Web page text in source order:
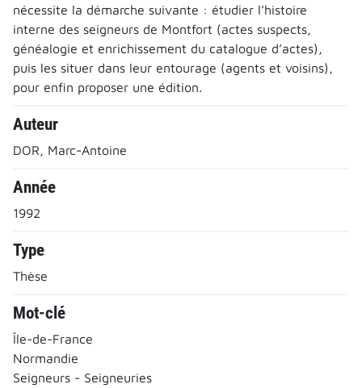
nécessite la démarche suivante : étudier l’histoire
interne des seigneurs de Montfort (actes suspects,
généalogie et enrichissement du catalogue d’actes),
puis les situer dans leur entourage (agents et voisins),
pour enfin proposer une édition.
Auteur
DOR, Marc-Antoine
Année
1992
Type
Thèse
Mot-clé
Île-de-France
Normandie
Seigneurs - Seigneuries